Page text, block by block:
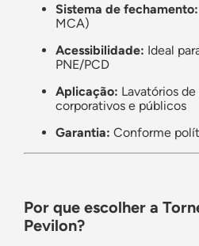
Sistema de fechamento:
MCA)
Acessibilidade: Ideal
PNE/PCD
Aplicação: Lavatórios
corporativos e públicos
Garantia: Conforme
Por que escolher a
Pevilon?